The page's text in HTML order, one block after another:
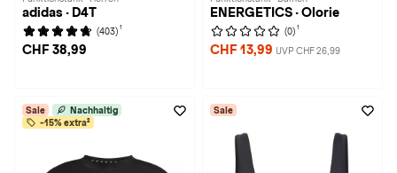
adidas · D4T
(403) 1
CHF 38,99
ENERGETICS · Olorie
(0) 1
CHF 13,99 UVP CHF 26,99
Sale
Nachhaltig
-15% extra²
Sale